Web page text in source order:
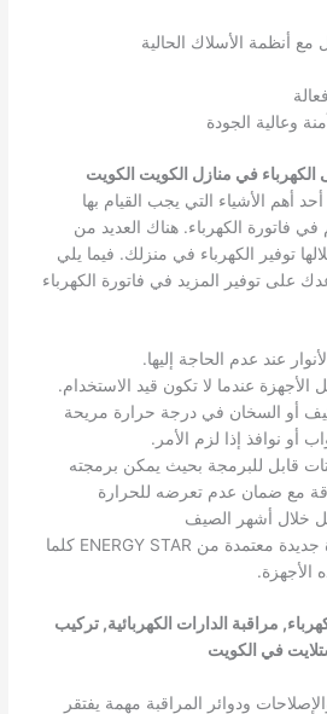
أنظمة الأسلاك الحالية
وعالية الجودة
في منازل الكويت الكويت
أهم الأشياء التي يجب القيام بها
في فاتورة الكهرباء. هناك العديد من
توفير الكهرباء في منزلك. فيما يلي
على توفير المزيد في فاتورة الكهرباء
عند عدم الحاجة إليها.
عندما لا تكون قيد الاستخدام.
أو السخان في درجة حرارة مريحة
أو نوافذ إذا لزم الأمر.
قابل للبرمجة بحيث يمكن برمجته
مع ضمان عدم تعرضه للحرارة
خلال أشهر الصيف
– قم بتثبيت أجهزة جديدة معتمدة من ENERGY STAR كلما
الأجهزة.
مراقبة الدارات الكهربائية, تركيب
في الكويت
ودوائر المراقبة مهمة يفتقر